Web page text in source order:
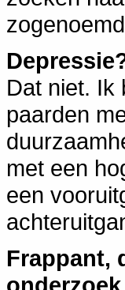
Dat niet. Ik
paarden
met een
een
Frappant,